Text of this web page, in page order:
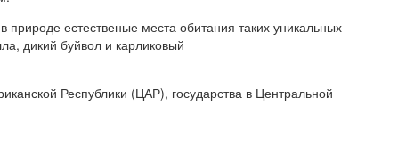
естественые места обитания таких уникальных
дикий буйвол и карликовый
Республики (ЦАР), государства в Центральной